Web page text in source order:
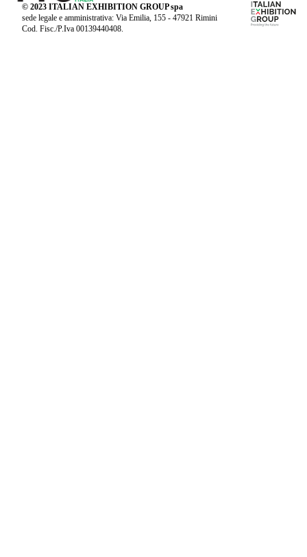
© 2023 ITALIAN EXHIBITION GROUP spa
sede legale e amministrativa: Via Emilia, 155 - 47921 Rimini
Cod. Fisc./P.Iva 00139440408.